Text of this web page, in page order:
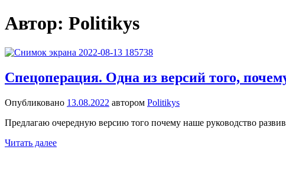
Перейти
к
Новости
Ещё
сайт
на
Автор: Politikys
Спецоперация. Одна из версий того,
Опубликовано 13.08.2022 автором Politikys
Предлагаю очередную версию того почему наше руководство
Читать далее